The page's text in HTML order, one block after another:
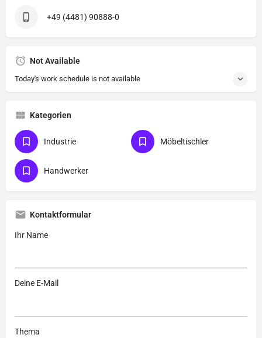
+49 (4481) 90888-0
Not Available
Today's work schedule is not available
Kategorien
Industrie Möbeltischler
Handwerker
Kontaktformular
Ihr Name
Deine E-Mail
Thema